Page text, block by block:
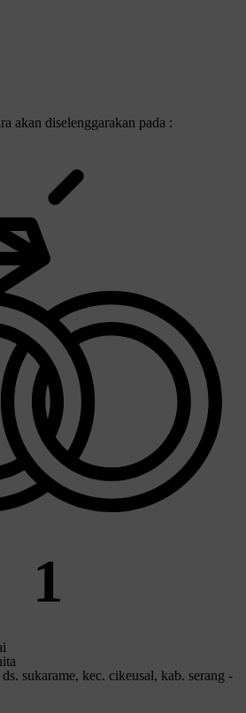
akan diselenggarakan pada :
1
sukarame, kec. cikeusal, kab. serang -